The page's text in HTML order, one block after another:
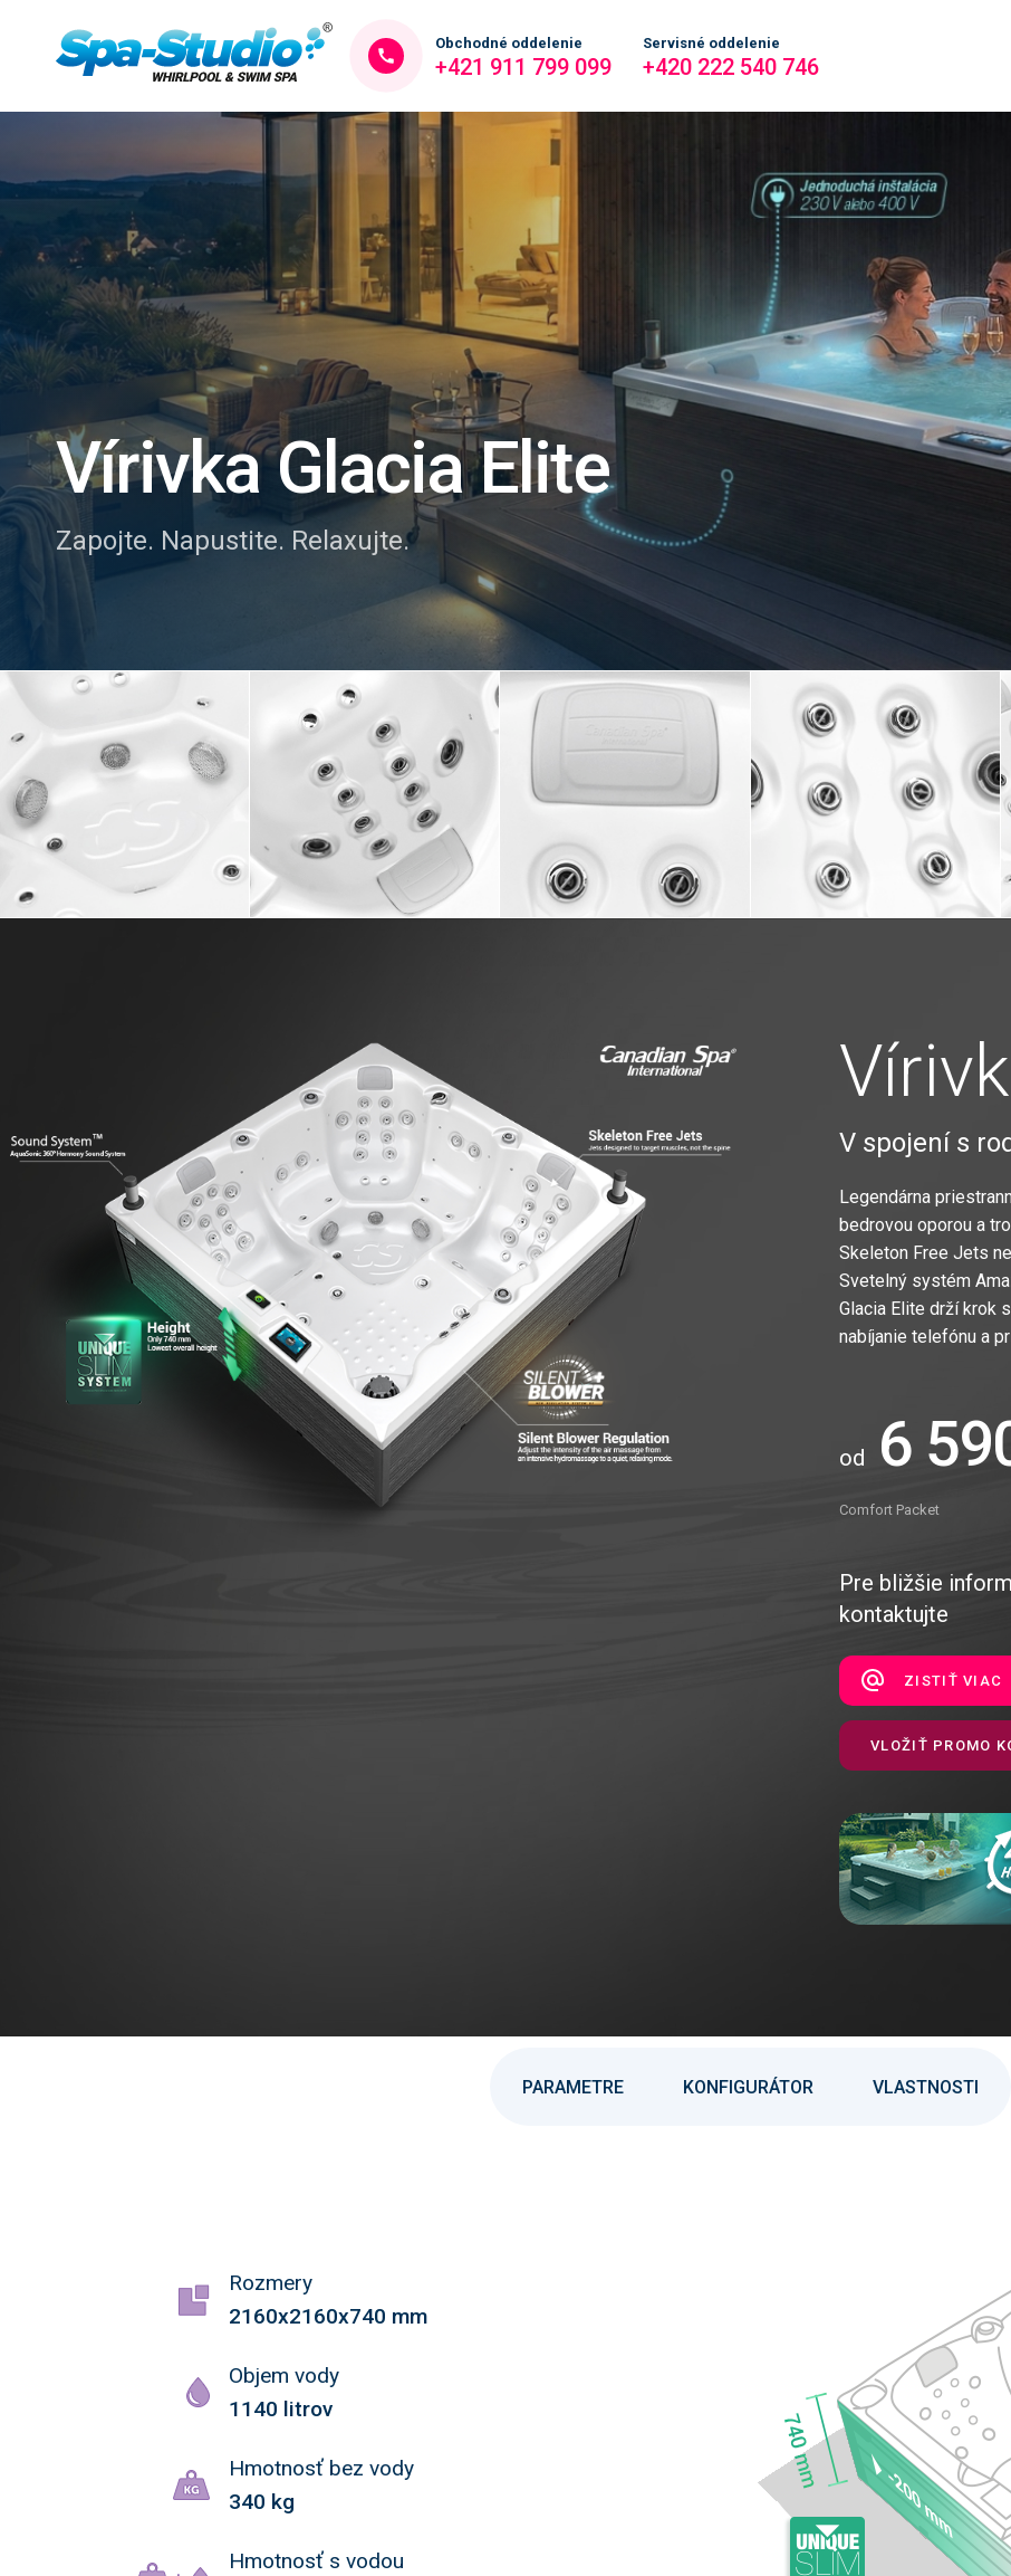
Obchodné oddelenie
+421 911 799 099
Servisné oddelenie
+420 222 540 746
Vírivka Glacia Elite
Zapojte. Napustite. Relaxujte.
V spojení s
Legendárna
bedrovou oporou a
Skeleton Free Jets
Svetelný systém
Glacia Elite drží krok
nabíjanie telefónu a
od 6
Comfort Packet
Pre bližšie
kontaktujte
ZISTIŤ VIAC
VLOŽIŤ PROMO
PARAMETRE KONFIGURÁTOR VLASTNOSTI
Rozmery
2160x2160x740 mm
Objem vody
1140 litrov
Hmotnosť bez vody
340 kg
Hmotnosť s vodou